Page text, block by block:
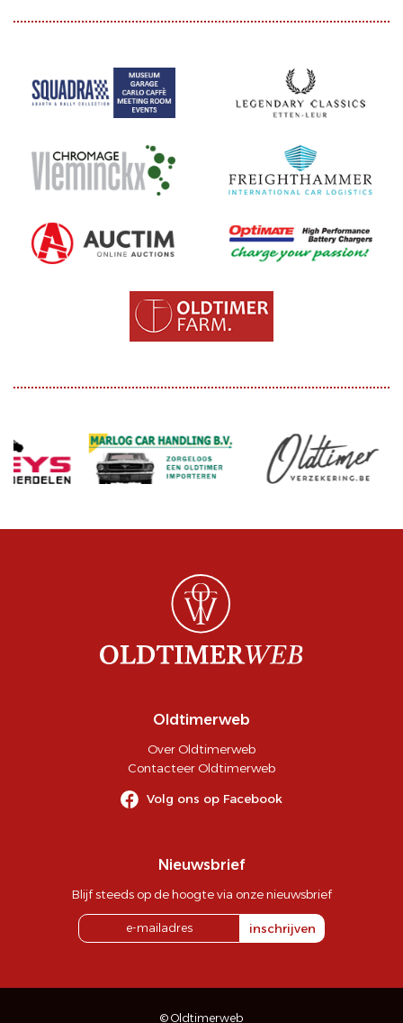
Oldtimerweb
Over Oldtimerweb
Contacteer Oldtimerweb
Volg ons op Facebook
Nieuwsbrief
Blijf steeds op de hoogte via onze nieuwsbrief
inschrijven
© Oldtimerweb